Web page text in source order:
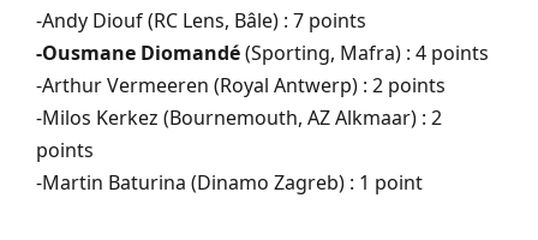
-Andy Diouf (RC Lens, Bâle) : 7 points
-Ousmane Diomandé(Sporting, Mafra) : 4 points
-Arthur Vermeeren (Royal Antwerp) : 2 points
-Milos Kerkez (Bournemouth, AZ Alkmaar) : 2
points
-Martin Baturina (Dinamo Zagreb) : 1 point